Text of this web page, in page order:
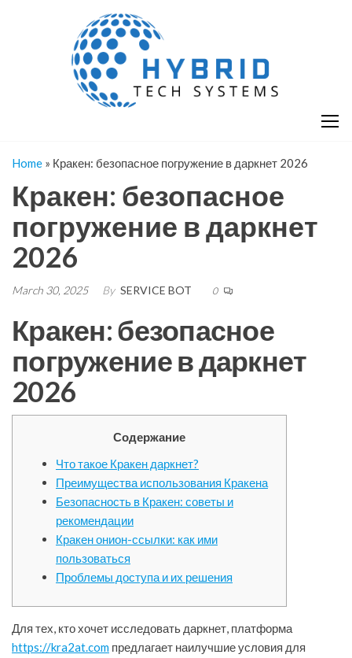
Home » Кракен: безопасное погружение в даркнет 2026
Кракен: безопасное
погружение в даркнет
2026
March 30, 2025 By SERVICE BOT 0
Кракен: безопасное
погружение в даркнет
2026
Содержание
Что такое Кракен даркнет?
Преимущества использования Кракена
Безопасность в Кракен: советы и
рекомендации
Кракен онион-ссылки: как ими
пользоваться
Проблемы доступа и их решения
Для тех, кто хочет исследовать даркнет, платформа
https://kra2at.com предлагает наилучшие условия для